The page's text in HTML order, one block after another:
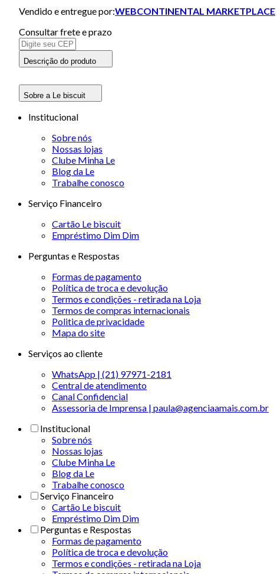
Vendido e entregue por:WEBCONTINENTAL MARKETPLACE
Consultar frete e prazo
Descrição do produto
Sobre a Le biscuit
Institucional
Sobre nós
Nossas lojas
Clube Minha Le
Blog da Le
Trabalhe conosco
Serviço Financeiro
Cartão Le biscuit
Empréstimo Dim Dim
Perguntas e Respostas
Formas de pagamento
Política de troca e devolução
Termos e condições - retirada na Loja
Termos de compras internacionais
Politica de privacidade
Mapa do site
Serviços ao cliente
WhatsApp | (21) 97971-2181
Central de atendimento
Canal Confidencial
Assessoria de Imprensa | paula@agenciaamais.com.br
Institucional
Sobre nós
Nossas lojas
Clube Minha Le
Blog da Le
Trabalhe conosco
Serviço Financeiro
Cartão Le biscuit
Empréstimo Dim Dim
Perguntas e Respostas
Formas de pagamento
Política de troca e devolução
Termos e condições - retirada na Loja